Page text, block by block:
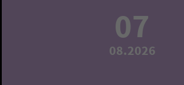
07
08.2026